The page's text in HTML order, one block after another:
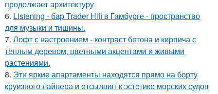
продолжает архитектуру.
6. Listening - бар Trader Hifi в Гамбурге - пространство
для музыки и тишины.
7. Лофт с настроением - контраст бетона и кирпича с
тёплым деревом, цветными акцентами и живыми
растениями.
8. Эти яркие апартаменты находятся прямо на борту
круизного лайнера и отсылают к эстетике морских судов